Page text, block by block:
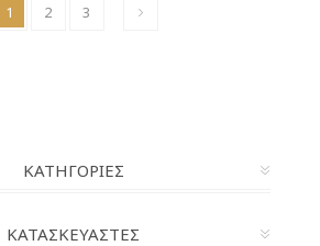
1 2 3
ΚΑΤΗΓΟΡΊΕΣ
ΚΑΤΑΣΚΕΥΑΣΤΈΣ